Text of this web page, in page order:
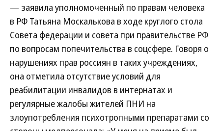
— заявила уполномоченный по правам человека
в РФ Татьяна Москалькова в ходе круглого стола
Совета федерации и совета при правительстве РФ
по вопросам попечительства в соцсфере. Говоря о
нарушениях прав россиян в таких учреждениях,
она отметила отсутствие условий для
реабилитации инвалидов в интернатах и
регулярные жалобы жителей ПНИ на
злоупотребления психотропными препаратами со